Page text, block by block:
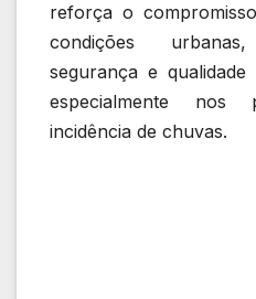
reforça o
condições
segurança e
especialmente
incidência de chuvas.